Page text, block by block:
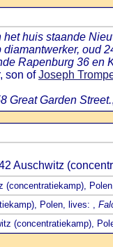
het huis staande
oud
Rapenburg 36
son ofJoseph
Great Garden Street.
Auschwitz
(concentratiekamp),
Polen, lives: ,
(concentratiekamp),